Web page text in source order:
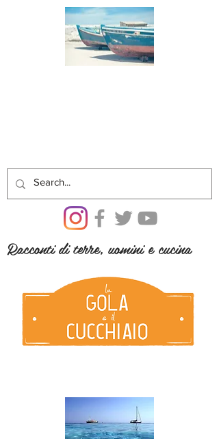
Racconti di terre, uomini e cucina